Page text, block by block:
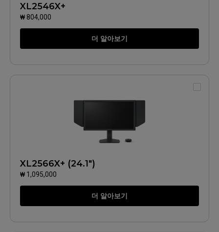
XL2546X+
₩ 804,000
더 알아보기
XL2566X+ (24.1")
₩ 1,095,000
더 알아보기